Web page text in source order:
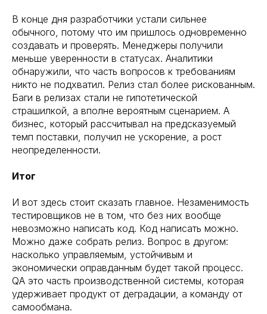
В конце дня разработчики устали сильнее
обычного, потому что им пришлось одновременно
создавать и проверять. Менеджеры получили
меньше уверенности в статусах. Аналитики
обнаружили, что часть вопросов к требованиям
никто не подхватил. Релиз стал более рискованным.
Баги в релизах стали не гипотетической
страшилкой, а вполне вероятным сценарием. А
бизнес, который рассчитывал на предсказуемый
темп поставки, получил не ускорение, а рост
неопределенности.
Итог
И вот здесь стоит сказать главное. Незаменимость
тестировщиков не в том, что без них вообще
невозможно написать код. Код написать можно.
Можно даже собрать релиз. Вопрос в другом:
насколько управляемым, устойчивым и
экономически оправданным будет такой процесс.
QA это часть производственной системы, которая
удерживает продукт от деградации, а команду от
самообмана.